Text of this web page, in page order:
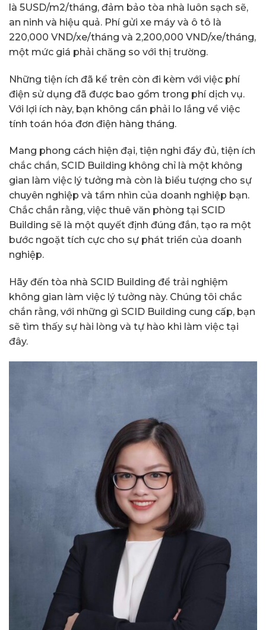
là 5USD/m2/tháng, đảm bảo tòa nhà luôn sạch sẽ,
an ninh và hiệu quả. Phí gửi xe máy và ô tô là
220,000 VND/xe/tháng và 2,200,000 VND/xe/tháng,
một mức giá phải chăng so với thị trường.
Những tiện ích đã kể trên còn đi kèm với việc phí
điện sử dụng đã được bao gồm trong phí dịch vụ.
Với lợi ích này, bạn không cần phải lo lắng về việc
tính toán hóa đơn điện hàng tháng.
Mang phong cách hiện đại, tiện nghi đầy đủ, tiện ích
chắc chắn, SCID Building không chỉ là một không
gian làm việc lý tưởng mà còn là biểu tượng cho sự
chuyên nghiệp và tầm nhìn của doanh nghiệp bạn.
Chắc chắn rằng, việc thuê văn phòng tại SCID
Building sẽ là một quyết định đúng đắn, tạo ra một
bước ngoặt tích cực cho sự phát triển của doanh
nghiệp.
Hãy đến tòa nhà SCID Building để trải nghiệm
không gian làm việc lý tưởng này. Chúng tôi chắc
chắn rằng, với những gì SCID Building cung cấp, bạn
sẽ tìm thấy sự hài lòng và tự hào khi làm việc tại
đây.